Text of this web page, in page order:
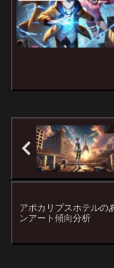
アポカリプスホテルの
ンアート傾向分析